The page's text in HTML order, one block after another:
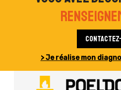
> Je réalise mon